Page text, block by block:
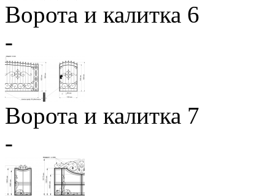
Ворота и калитка 6
-
Ворота и калитка 7
-